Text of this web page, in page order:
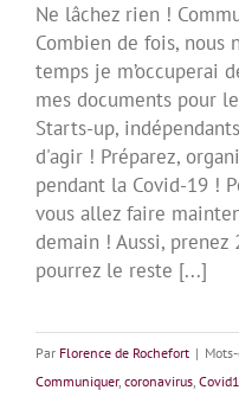
Ne lâchez rien !
Combien de fois, nous
temps je m’occuperai
mes documents pour
Starts-up,
d'agir ! Préparez,
pendant la Covid-19 !
vous allez faire
demain ! Aussi, prenez
pourrez le reste [...]
Par Florence de Rochefort |
Communiquer, coronavirus,